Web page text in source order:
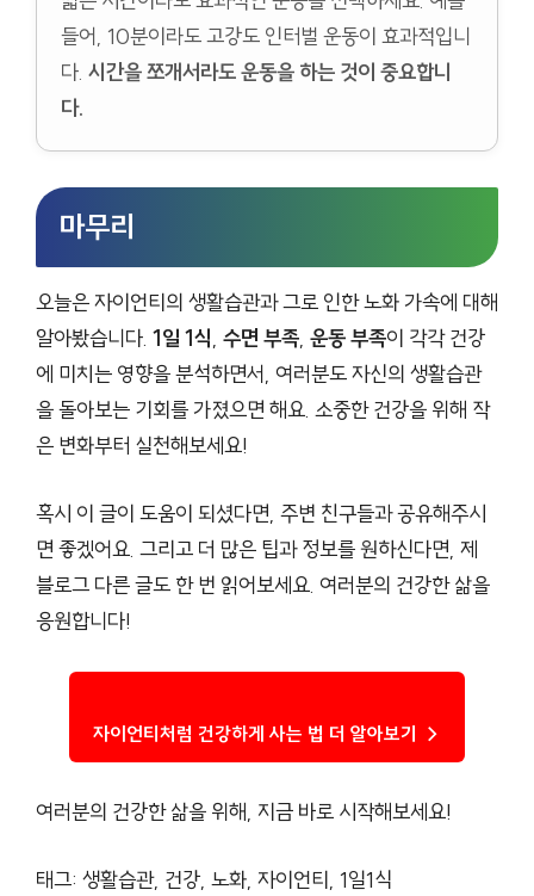
들어, 10분이라도 고강도 인터벌 운동이 효과적입니
다. 시간을 쪼개서라도 운동을 하는 것이 중요합니
다.
마무리
오늘은 자이언티의 생활습관과 그로 인한 노화 가속에 대해
알아봤습니다. 1일 1식, 수면 부족, 운동 부족이 각각 건강
에 미치는 영향을 분석하면서, 여러분도 자신의 생활습관
을 돌아보는 기회를 가졌으면 해요. 소중한 건강을 위해 작
은 변화부터 실천해보세요!
혹시 이 글이 도움이 되셨다면, 주변 친구들과 공유해주시
면 좋겠어요. 그리고 더 많은 팁과 정보를 원하신다면, 제
블로그 다른 글도 한 번 읽어보세요. 여러분의 건강한 삶을
응원합니다!
자이언티처럼 건강하게 사는 법 더 알아보기 →
여러분의 건강한 삶을 위해, 지금 바로 시작해보세요!
태그: 생활습관, 건강, 노화, 자이언티, 1일1식